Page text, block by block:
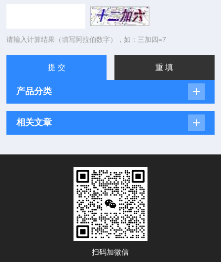
请输入计算结果（填写阿拉伯数字），如：三加四=7
产品分类
相关文章
扫码加微信